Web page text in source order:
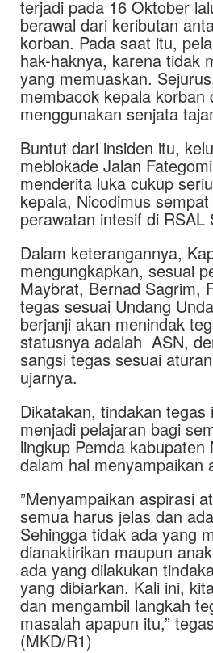
terjadi pada 16 Oktober
berawal dari keributan
korban. Pada saat itu,
hak-haknya, karena tidak
yang memuaskan.
membacok kepala korban
menggunakan senjata
Buntut dari insiden itu,
meblokade Jalan
menderita luka cukup
kepala, Nicodimus
perawatan intesif di RSAL
Dalam keterangannya,
mengungkapkan, sesuai
Maybrat, Bernad Sagrim,
tegas sesuai Undang
berjanji akan menindak
statusnya adalah ASN,
sangsi tegas sesuai
ujarnya.
Dikatakan, tindakan
menjadi pelajaran bagi
lingkup Pemda kabupaten
dalam hal menyampaikan
”Menyampaikan aspirasi
semua harus jelas dan
Sehingga tidak ada yang
dianaktirikan maupun
ada yang dilakukan
yang dibiarkan. Kali ini,
dan mengambil langkah
masalah apapun itu,”
(MKD/R1)